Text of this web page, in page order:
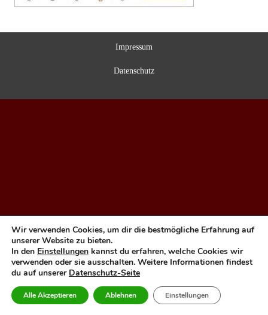
Impressum
Datenschutz
Wir verwenden Cookies, um dir die bestmögliche Erfahrung auf
unserer Website zu bieten.
In den Einstellungen kannst du erfahren, welche Cookies wir
verwenden oder sie ausschalten. Weitere Informationen findest
du auf unserer Datenschutz-Seite
Alle Akzeptieren Ablehnen Einstellungen